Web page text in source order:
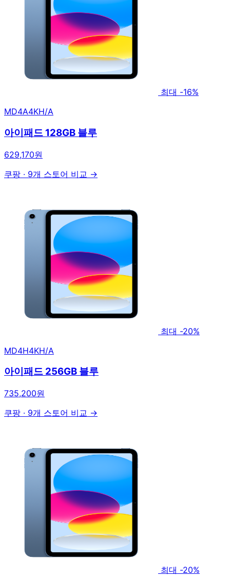
최대 -16%
MD4A4KH/A
아이패드 128GB 블루
629,170원
쿠팡 · 9개 스토어 비교 →
최대 -20%
MD4H4KH/A
아이패드 256GB 블루
735,200원
쿠팡 · 9개 스토어 비교 →
최대 -20%